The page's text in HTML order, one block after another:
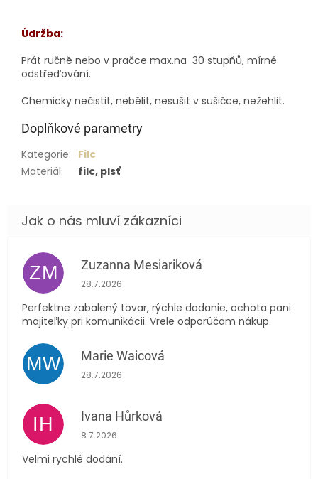
Údržba:
Prát ručně nebo v pračce max.na 30 stupňů, mírné
odstřeďování.
Chemicky nečistit, nebělit, nesušit v sušičce, nežehlit.
Doplňkové parametry
Kategorie: Filc
Materiál: filc, plsť
ZM Zuzanna Mesiariková
Hodnocení obchodu je 5 z 5 hvězdiček.
28.7.2026
Perfektne zabalený tovar, rýchle dodanie, ochota pani
majiteľky pri komunikácii. Vrele odporúčam nákup.
MW Marie Waicová
Hodnocení obchodu je 5 z 5 hvězdiček.
28.7.2026
IH Ivana Hůrková
Hodnocení obchodu je 5 z 5 hvězdiček.
8.7.2026
Velmi rychlé dodání.